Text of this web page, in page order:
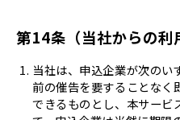
第14条（当社からの利
当社は、申込企業が次の
前の催告を要することなく
できるものとし、本サービ